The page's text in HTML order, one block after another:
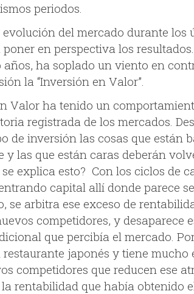
periodos.
del mercado durante los
en perspectiva los
ha soplado un viento en
la “Inversión en Valor”.
Valor ha tenido un
registrada de los mercados.
de inversión las cosas que están
y las que están caras deberán
se explica esto? Con los ciclos de
capital allí donde parece
se arbitra ese exceso de
competidores, y desaparece
que percibía el mercado.
japonés y tiene mucho
competidores que reducen ese
rentabilidad que había obtenido